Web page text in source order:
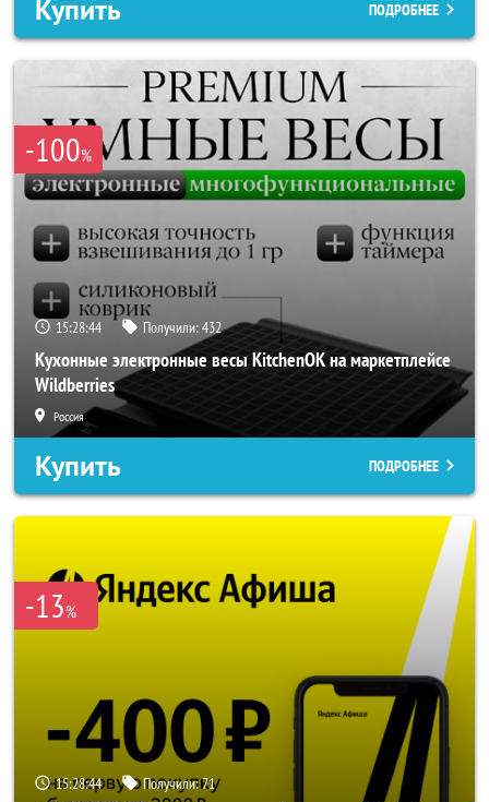
Купить ПОДРОБНЕЕ
-100%
15:28:42 Получили:432
Кухонные электронные весы KitchenOK на маркетплейсе
Wildberries
Россия
Купить ПОДРОБНЕЕ
-13%
15:28:42 Получили:71